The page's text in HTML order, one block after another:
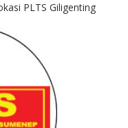
PLTS Giligenting